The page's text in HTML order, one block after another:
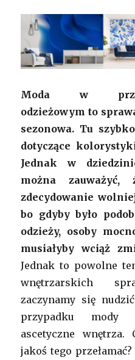
Moda w
odzieżowym to
sezonowa. Tu
dotyczące
Jednak w
można
zdecydowanie
bo gdyby było
odzieży, osoby
musiałyby wciąż
Jednak to powolne
wnętrzarskich
zaczynamy się
przypadku mody
ascetyczne
jakoś tego